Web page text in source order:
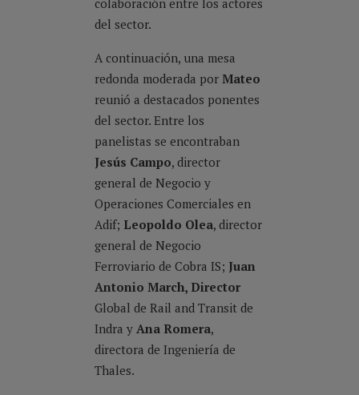
colaboración entre los actores
del sector.
A continuación, una mesa
redonda moderada porMateo
reunió a destacados ponentes
del sector. Entre los
panelistas se encontraban
Jesús Campo, director
general de Negocio y
Operaciones Comerciales en
Adif; Leopoldo Olea, director
general de Negocio
Ferroviario de Cobra IS; Juan
Antonio March, Director
Global de Rail and Transit de
Indra y Ana Romera,
directora de Ingeniería de
Thales.